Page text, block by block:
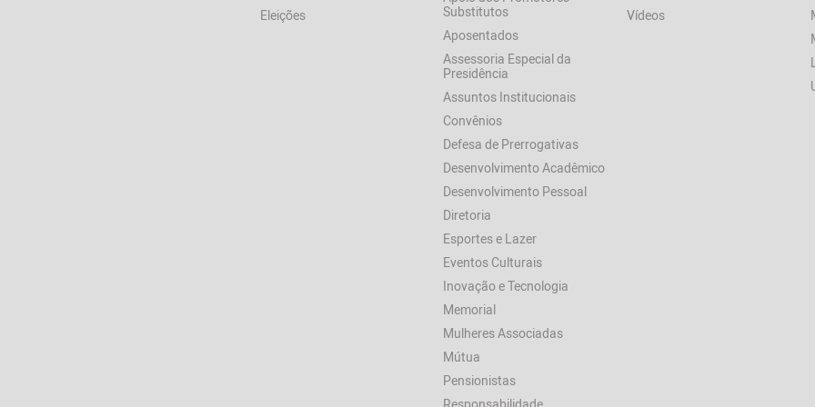
Eleições
Substitutos
Aposentados
Assessoria Especial da
Presidência
Assuntos Institucionais
Convênios
Defesa de Prerrogativas
Desenvolvimento Acadêmico
Desenvolvimento Pessoal
Diretoria
Esportes e Lazer
Eventos Culturais
Inovação e Tecnologia
Memorial
Mulheres Associadas
Mútua
Pensionistas
Vídeos